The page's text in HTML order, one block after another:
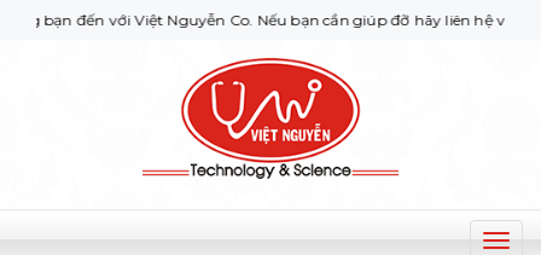
đến với Việt Nguyễn Co. Nếu bạn cần giúp đỡ hãy liên hệ với chúng
T